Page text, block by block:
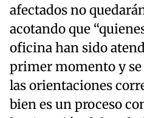
afectados no
acotando que
oficina han sido
primer momento y
las orientaciones
bien es un proceso